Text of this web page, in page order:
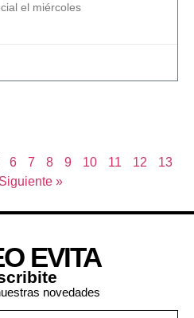
el miércoles
6 7 8 9 10 11 12
13
Siguiente »
EVITA
novedades